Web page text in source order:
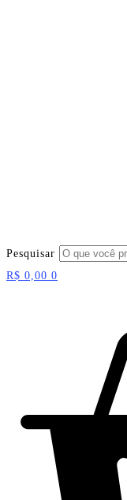
Pesquisar
R$ 0,00 0